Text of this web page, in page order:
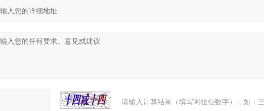
请输入计算结果（填写阿拉伯数字），如：